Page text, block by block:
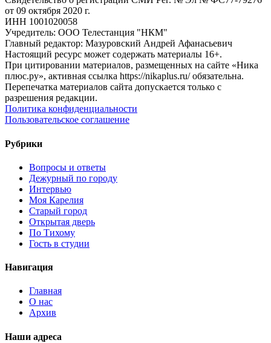
от 09 октября 2020 г.
ИНН 1001020058
Учредитель: ООО Телестанция "НКМ"
Главный редактор: Мазуровский Андрей Афанасьевич
Настоящий ресурс может содержать материалы 16+.
При цитировании материалов, размещенных на сайте «Ника
плюс.ру», активная ссылка https://nikaplus.ru/ обязательна.
Перепечатка материалов сайта допускается только с
разрешения редакции.
Политика конфиденциальности
Пользовательское соглашение
Рубрики
Вопросы и ответы
Дежурный по городу
Интервью
Моя Карелия
Старый город
Открытая дверь
По Тихому
Гость в студии
Навигация
Главная
О нас
Архив
Наши адреса